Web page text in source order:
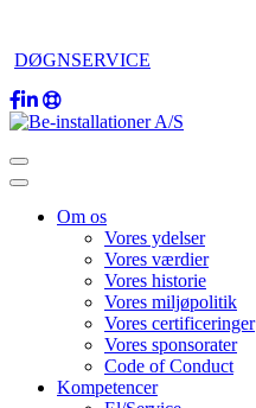
DØGNSERVICE
Om os
Vores ydelser
Vores værdier
Vores historie
Vores miljøpolitik
Vores certificeringer
Vores sponsorater
Code of Conduct
Kompetencer